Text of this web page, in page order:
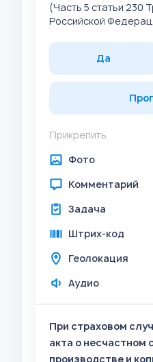
(Часть 5 статьи 230
Российской
Да
Прикрепить
Фото
Комментарий
Задача
Штрих-код
Геолокация
Аудио
При страховом
акта о несчастном
производстве и